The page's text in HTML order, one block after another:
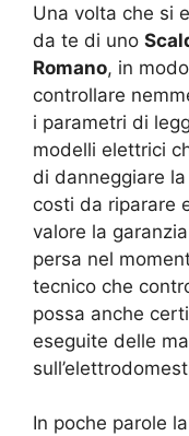
Una volta che si
da te di uno
Romano, in
controllare
i parametri di
modelli elettrici
di danneggiare
costi da riparare
valore la
persa nel
tecnico che
possa anche
eseguite delle
In poche parole